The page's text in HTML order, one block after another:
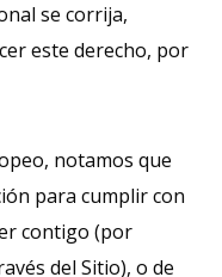
se corrija,
este derecho, por
notamos que
para cumplir con
contigo (por
del Sitio), o de